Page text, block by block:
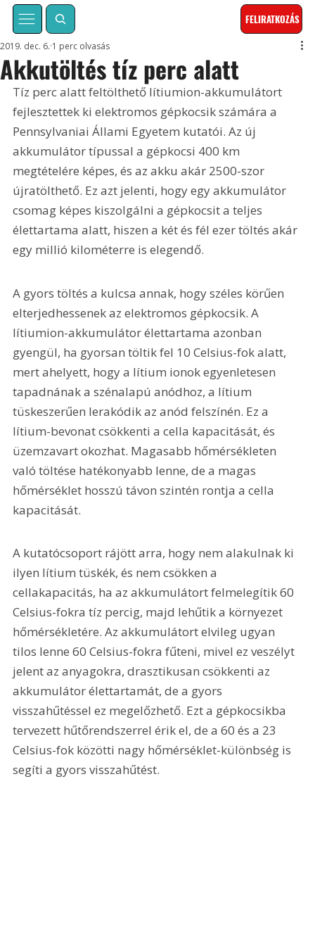
FELIRATKOZÁS
Akkutöltés tíz perc alatt
2019. dec. 6. 1 perc olvasás
Tíz perc alatt feltölthető lítiumion-akkumulátort
fejlesztettek ki elektromos gépkocsik számára a
Pennsylvaniai Állami Egyetem kutatói. Az új
akkumulátor típussal a gépkocsi 400 km
megtételére képes, és az akku akár 2500-szor
újratölthető. Ez azt jelenti, hogy egy akkumulátor
csomag képes kiszolgálni a gépkocsit a teljes
élettartama alatt, hiszen a két és fél ezer töltés akár
egy millió kilométerre is elegendő.
A gyors töltés a kulcsa annak, hogy széles körűen
elterjedhessenek az elektromos gépkocsik. A
lítiumion-akkumulátor élettartama azonban
gyengül, ha gyorsan töltik fel 10 Celsius-fok alatt,
mert ahelyett, hogy a lítium ionok egyenletesen
tapadnának a szénalapú anódhoz, a lítium
tüskeszerűen lerakódik az anód felszínén. Ez a
lítium-bevonat csökkenti a cella kapacitását, és
üzemzavart okozhat. Magasabb hőmérsékleten
való töltése hatékonyabb lenne, de a magas
hőmérséklet hosszú távon szintén rontja a cella
kapacitását.
A kutatócsoport rájött arra, hogy nem alakulnak ki
ilyen lítium tüskék, és nem csökken a
cellakapacitás, ha az akkumulátort felmelegítik 60
Celsius-fokra tíz percig, majd lehűtik a környezet
hőmérsékletére. Az akkumulátort elvileg ugyan
tilos lenne 60 Celsius-fokra fűteni, mivel ez veszélyt
jelent az anyagokra, drasztikusan csökkenti az
akkumulátor élettartamát, de a gyors
visszahűtéssel ez megelőzhető. Ezt a gépkocsikba
tervezett hűtőrendszerrel érik el, de a 60 és a 23
Celsius-fok közötti nagy hőmérséklet-különbség is
segíti a gyors visszahűtést.